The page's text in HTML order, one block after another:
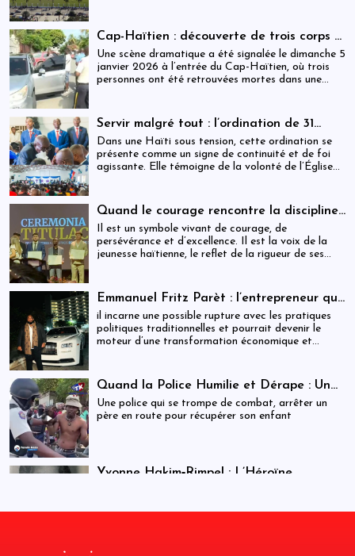
Cap-Haïtien : découverte de trois corps à
l’intérieur d’un véhicule
Une scène dramatique a été signalée le dimanche 5
janvier 2026 à l’entrée du Cap-Haïtien, où trois
personnes ont été retrouvées mortes dans une
Servir malgré tout : l’ordination de 31
ministres dans une Haïti sous tension
Dans une Haïti sous tension, cette ordination se
présente comme un signe de continuité et de foi
agissante. Elle témoigne de la volonté de l’Église
Quand le courage rencontre la discipline :
Cliff EXAVIER, de Delmas au Chili, un
symbole de rigueur et de réussite
Il est un symbole vivant de courage, de
persévérance et d’excellence. Il est la voix de la
jeunesse haïtienne, le reflet de la rigueur de ses
aujourd’hui avec la gloire méritée, l’honneur
familial, et la fierté d’Haïti dans son cœur.
Emmanuel Fritz Parèt : l’entrepreneur qui
vise la Primature haïtienne
il incarne une possible rupture avec les pratiques
politiques traditionnelles et pourrait devenir le
moteur d’une transformation économique et
Quand la Police Humilie et Dérape : Un
Dreadlock Arrêté, un Enfant qui Attend,
et un Discours Officiel qui Frôle le
Une police qui se trompe de combat, arrêter un
père en route pour récupérer son enfant
Yvonne Hakim‑Rimpel : L’Héroïne